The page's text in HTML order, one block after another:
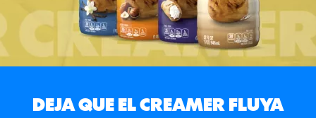
DEJA QUE EL CREAMER FLUYA